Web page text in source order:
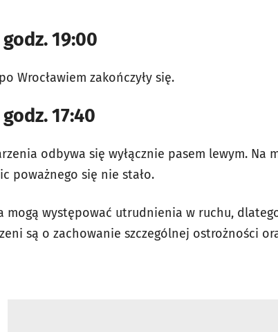
19:00
Wrocławiem zakończyły się.
17:40
odbywa się wyłącznie pasem lewym. Na
poważnego się nie stało.
mogą występować utrudnienia w ruchu,
są o zachowanie szczególnej ostrożności